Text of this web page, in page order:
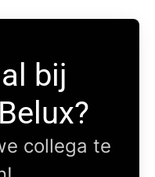
bij
collega te